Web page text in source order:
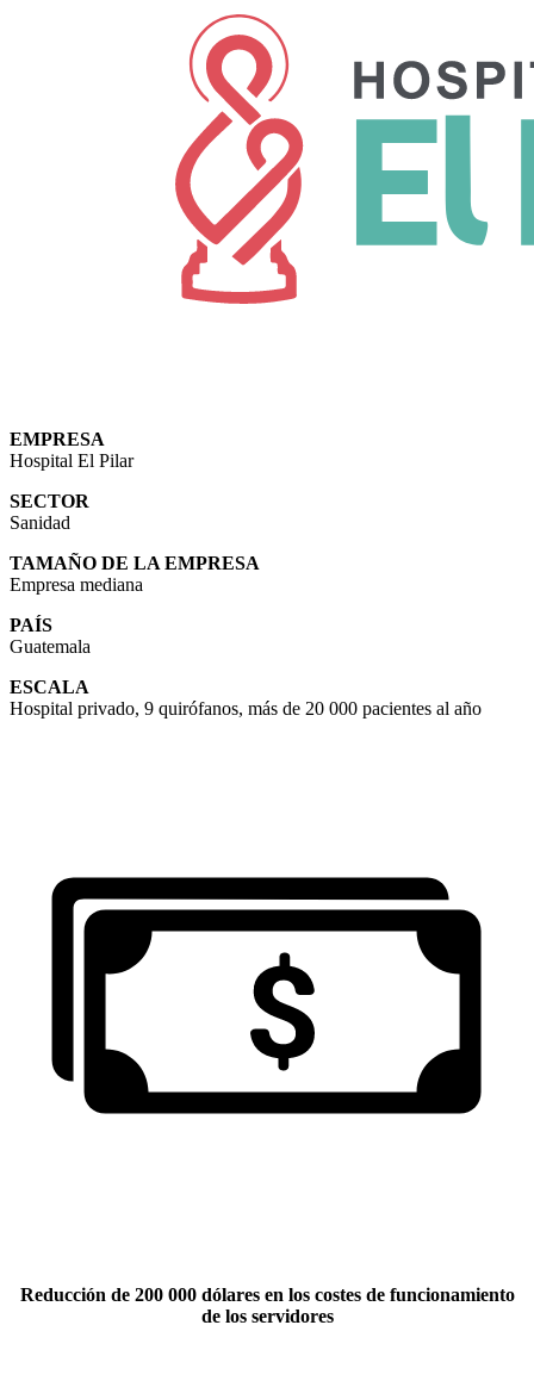
EMPRESA
Hospital El Pilar
SECTOR
Sanidad
TAMAÑO DE LA EMPRESA
Empresa mediana
PAÍS
Guatemala
ESCALA
Hospital privado, 9 quirófanos, más de 20 000 pacientes al año
Reducción de 200 000 dólares en los costes de funcionamiento
de los servidores